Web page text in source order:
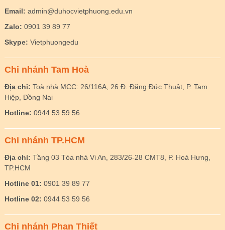
Email: admin@duhocvietphuong.edu.vn
Zalo: 0901 39 89 77
Skype: Vietphuongedu
Chi nhánh Tam Hoà
Địa chỉ: Toà nhà MCC: 26/116A, 26 Đ. Đặng Đức Thuật, P. Tam
Hiệp, Đồng Nai
Hotline: 0944 53 59 56
Chi nhánh TP.HCM
Địa chỉ: Tầng 03 Tòa nhà Vi An, 283/26-28 CMT8, P. Hoà Hưng,
TP.HCM
Hotline 01: 0901 39 89 77
Hotline 02: 0944 53 59 56
Chi nhánh Phan Thiết